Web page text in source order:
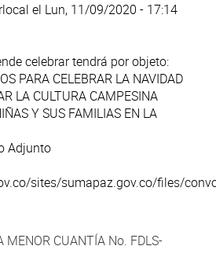
al Ciudadano
el Lun, 11/09/2020 - 17:14
celebrar tendrá por objeto:
PARA CELEBRAR LA NAVIDAD
LA CULTURA CAMPESINA
Y SUS FAMILIAS EN LA
Adjunto
sites/sumapaz.gov.co/files/
MENOR CUANTÍA No. FDLS-